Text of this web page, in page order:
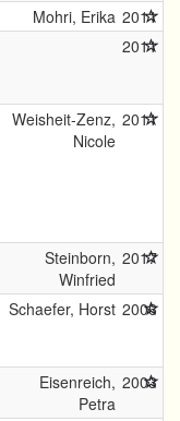
Mohri, Erika 2011
2011
Weisheit-Zenz,
Nicole
2011
Steinborn,
Winfried
2017
Schaefer, Horst 2006
Eisenreich,
Petra
2003